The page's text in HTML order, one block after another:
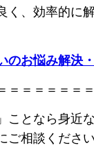
く、効率的に
のお悩み解決
＝＝＝＝＝＝
ことなら身近
ご相談くださ